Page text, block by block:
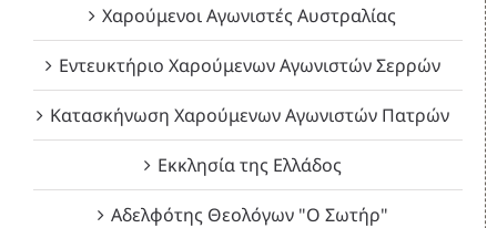
Χαρούμενοι Αγωνιστές Αυστραλίας
Εντευκτήριο Χαρούμενων Αγωνιστών Σερρών
Κατασκήνωση Χαρούμενων Αγωνιστών Πατρών
Εκκλησία της Ελλάδος
Αδελφότης Θεολόγων "Ο Σωτήρ"